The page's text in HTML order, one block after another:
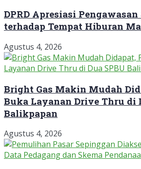
DPRD Apresiasi Pengawasan
terhadap Tempat Hiburan
Agustus 4, 2026
Bright Gas Makin Mudah
Buka Layanan Drive Thru di
Balikpapan
Agustus 4, 2026